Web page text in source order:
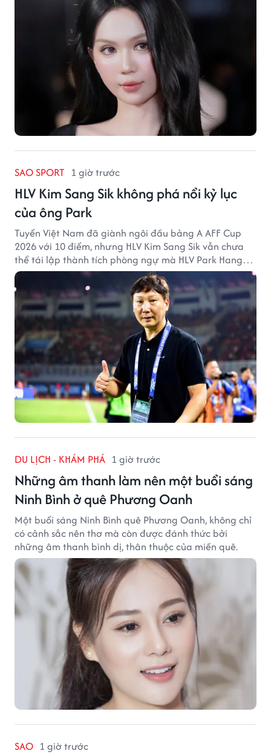
SAO SPORT 1 giờ trước
HLV Kim Sang Sik không phá nổi kỷ lục
của ông Park
Tuyển Việt Nam đã giành ngôi đầu bảng A AFF Cup
2026 với 10 điểm, nhưng HLV Kim Sang Sik vẫn chưa
thể tái lập thành tích phòng ngự mà HLV Park Hang
Seo từng tạo ra.
DU LỊCH - KHÁM PHÁ 1 giờ trước
Những âm thanh làm nên một buổi sáng
Ninh Bình ở quê Phương Oanh
Một buổi sáng Ninh Bình quê Phương Oanh, không chỉ
có cảnh sắc nên thơ mà còn được đánh thức bởi
những âm thanh bình dị, thân thuộc của miền quê.
SAO 1 giờ trước